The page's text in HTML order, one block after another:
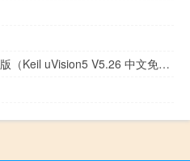
Keil uVision5 V5.26 中文免费版（Keil uVision5 V5.26 中文免费版功能简介）